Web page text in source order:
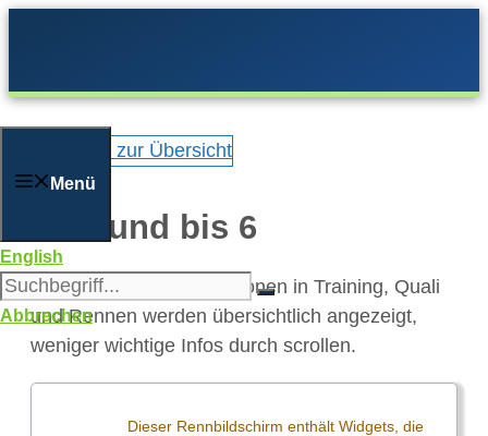
Menü
English
Abbrechen
Zurück zur Übersicht
Allround bis 6
Die wichtigsten Informationen in Training, Quali
und Rennen werden übersichtlich angezeigt,
weniger wichtige Infos durch scrollen.
Dieser Rennbildschirm enthält Widgets, die